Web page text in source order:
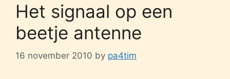
Het signaal op een
beetje antenne
16 november 2010 by pa4tim